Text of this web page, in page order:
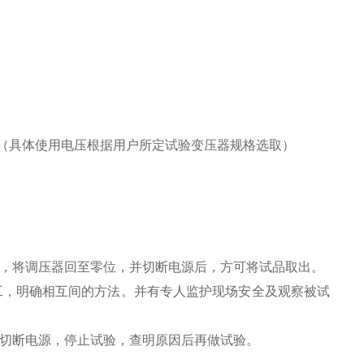
体使用电压根据用户所定试验变压器规格选取）
调压器回至零位，并切断电源后，方可将试品取出。
明确相互间的方法。并有专人监护现场安全及观察被试
电源，停止试验，查明原因后再做试验。